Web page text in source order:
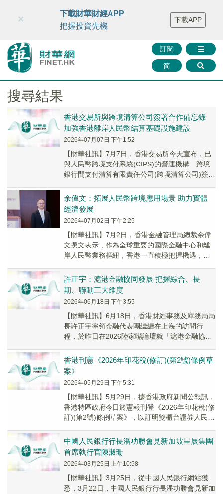
財華智庫網 FINTV FINMETA 財華證券 媒體矩陣
智庫沙龍
聯絡我們
訂閱
简
×
下載財華財經APP
把握投資先機
下載APP
搜尋結果
香港交易所與跨境清算公司簽署合作備忘錄
加強香港離岸人民幣結算基礎設施建設
2026年07月07日 下午1:52
【財華社訊】7月7日，香港交易所今天宣布，已
與人民幣跨境支付系統(CIPS)的營運機構—跨境
銀行間支付清算有限責任公司(跨境清算公司)簽署
余偉文：拓展人民幣跨境應用場景 助力實體
經濟發展
2026年07月02日 下午2:25
【財華社訊】7月2日，香港金融管理局總裁余偉
文撰文表示，作為全球重要的國際金融中心和離
岸人民幣業務樞紐，香港一直積極把握機遇，扎
場發展，...
許正宇：滬港金融協同發展 把握綜合、長
期、聯動三大維度
2026年06月18日 下午3:55
【財華社訊】6月18日，香港財經事務及庫務局局
長許正宇率領金融代表團繼續在上海的訪問行
程，於昨日在2026陸家嘴論壇就「滬港金融協同
合性...
香港刊憲《2026年印花稅(修訂)(第2號)條例草
案》
2026年05月29日 下午5:31
【財華社訊】5月29日，據香港政府新聞公報訊，
香港特區政府今日於憲報刊登《2026年印花稅(修
訂)(第2號)條例草案》，以訂明雙櫃台證券人民幣
中國人民銀行行長潘功勝會見新加坡星展集團
首席執行官陳淑珊
2026年03月25日 上午10:58
【財華社訊】3月25日，從中國人民銀行網站獲
悉，3月22日，中國人民銀行行長潘功勝會見新加